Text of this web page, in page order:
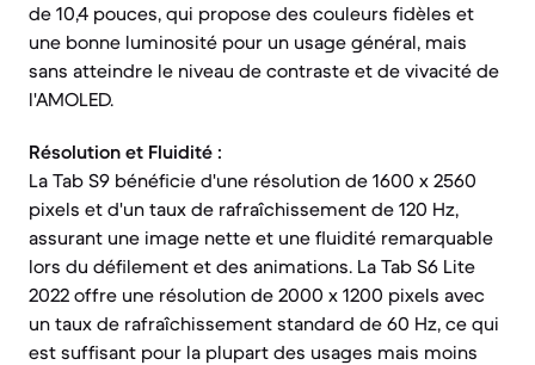
de 10,4 pouces, qui propose des couleurs fidèles et
une bonne luminosité pour un usage général, mais
sans atteindre le niveau de contraste et de vivacité de
l'AMOLED.
Résolution et Fluidité :
La Tab S9 bénéficie d'une résolution de 1600 x 2560
pixels et d'un taux de rafraîchissement de 120 Hz,
assurant une image nette et une fluidité remarquable
lors du défilement et des animations. La Tab S6 Lite
2022 offre une résolution de 2000 x 1200 pixels avec
un taux de rafraîchissement standard de 60 Hz, ce qui
est suffisant pour la plupart des usages mais moins